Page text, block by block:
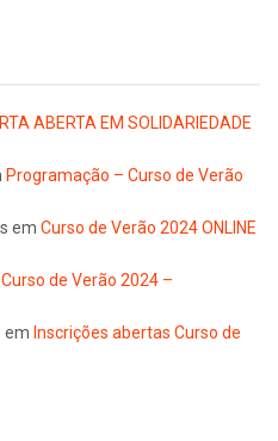
ABERTA EM SOLIDARIEDADE
Programação – Curso de Verão
em Curso de Verão 2024 ONLINE
Curso de Verão 2024 –
em Inscrições abertas Curso de